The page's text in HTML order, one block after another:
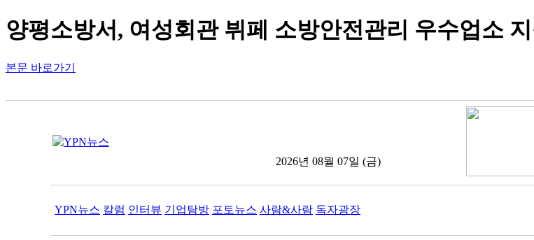
양평소방서, 여성회관 뷔페 소방안전관리 우수업소
본문 바로가기
2026년 08월 07일 (금)
YPN뉴스 칼럼 인터뷰 기업탐방 포토뉴스 사람&사람 독자광장